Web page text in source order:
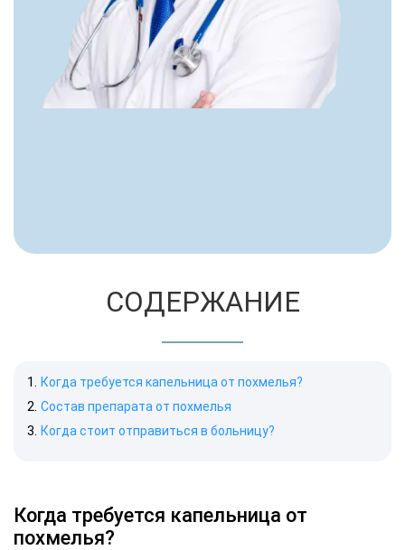
СОДЕРЖАНИЕ
Когда требуется капельница от похмелья?
Состав препарата от похмелья
Когда стоит отправиться в больницу?
Когда требуется капельница от
похмелья?